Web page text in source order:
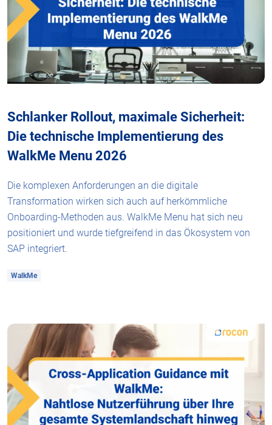
Schlanker Rollout, maximale Sicherheit:
Die technische Implementierung des
WalkMe Menu 2026
Die komplexen Anforderungen an die digitale
Transformation wirken sich auch auf herkömmliche
Onboarding-Methoden aus. WalkMe Menu hat sich neu
positioniert und wurde tiefgreifend in das Ökosystem von
SAP integriert.
WalkMe